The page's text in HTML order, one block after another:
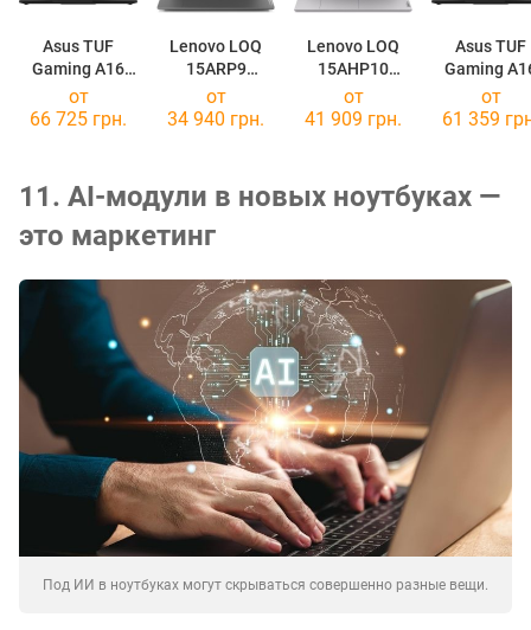
Asus TUF
Gaming A16
(2025)
FA608UM
Lenovo LOQ
15ARP9
[83JC00N7PB]
Lenovo LOQ
15AHP10
[83JG003DPB]
Asus TUF
Gaming
(2025)
FA608UM
от
66 725 грн.
от
34 940 грн.
от
41 909 грн.
от
61 359
11. AI-модули в новых ноутбуках —
это маркетинг
Под ИИ в ноутбуках могут скрываться совершенно разные вещи.